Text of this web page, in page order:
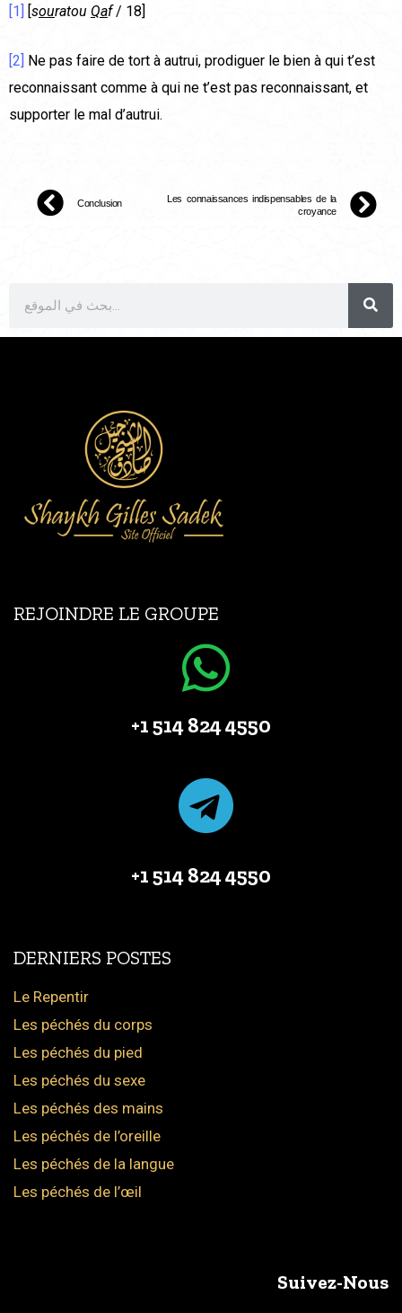
[1] [souratou Qaf/ 18]
[2] Ne pas faire de tort à autrui, prodiguer le bien à qui t’est
reconnaissant comme à qui ne t’est pas reconnaissant, et
supporter le mal d’autrui.
Conclusion
Les connaissances indispensables de la
croyance
REJOINDRE LE GROUPE
+1 514 824 4550
+1 514 824 4550
DERNIERS POSTES
Le Repentir
Les péchés du corps
Les péchés du pied
Les péchés du sexe
Les péchés des mains
Les péchés de l’oreille
Les péchés de la langue
Les péchés de l’œil
Suivez-Nous